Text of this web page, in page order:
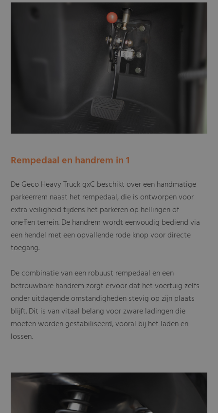
Rempedaal en handrem in 1
De Geco Heavy Truck gxC beschikt over een handmatige
parkeerrem naast het rempedaal, die is ontworpen voor
extra veiligheid tijdens het parkeren op hellingen of
oneffen terrein. De handrem wordt eenvoudig bediend via
een hendel met een opvallende rode knop voor directe
toegang.
De combinatie van een robuust rempedaal en een
betrouwbare handrem zorgt ervoor dat het voertuig zelfs
onder uitdagende omstandigheden stevig op zijn plaats
blijft. Dit is van vitaal belang voor zware ladingen die
moeten worden gestabiliseerd, vooral bij het laden en
lossen.